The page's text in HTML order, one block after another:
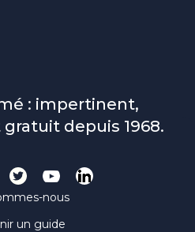
: impertinent,
depuis 1968.
nous
un guide